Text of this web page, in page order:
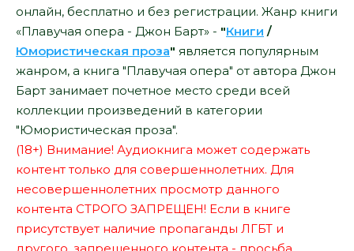
онлайн, бесплатно и без регистрации. Жанр книги
«Плавучая опера - Джон Барт» - "Книги /
Юмористическая проза" является популярным
жанром, а книга "Плавучая опера" от автора Джон
Барт занимает почетное место среди всей
коллекции произведений в категории
"Юмористическая проза".
(18+) Внимание! Аудиокнига может содержать
контент только для совершеннолетних. Для
несовершеннолетних просмотр данного
контента СТРОГО ЗАПРЕЩЕН! Если в книге
присутствует наличие пропаганды ЛГБТ и